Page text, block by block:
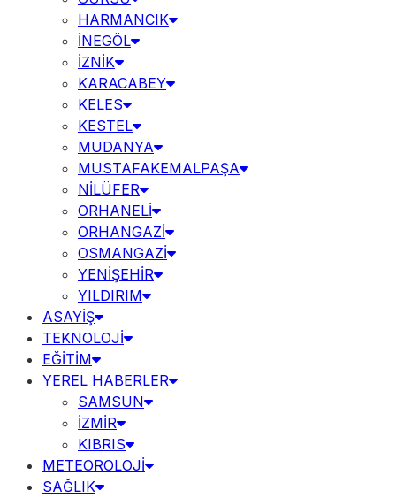
HARMANCIK
İNEGÖL
İZNİK
KARACABEY
KELES
KESTEL
MUDANYA
MUSTAFAKEMALPAŞA
NİLÜFER
ORHANELİ
ORHANGAZİ
OSMANGAZİ
YENİŞEHİR
YILDIRIM
ASAYİŞ
TEKNOLOJİ
EĞİTİM
YEREL HABERLER
SAMSUN
İZMİR
KIBRIS
METEOROLOJİ
SAĞLIK